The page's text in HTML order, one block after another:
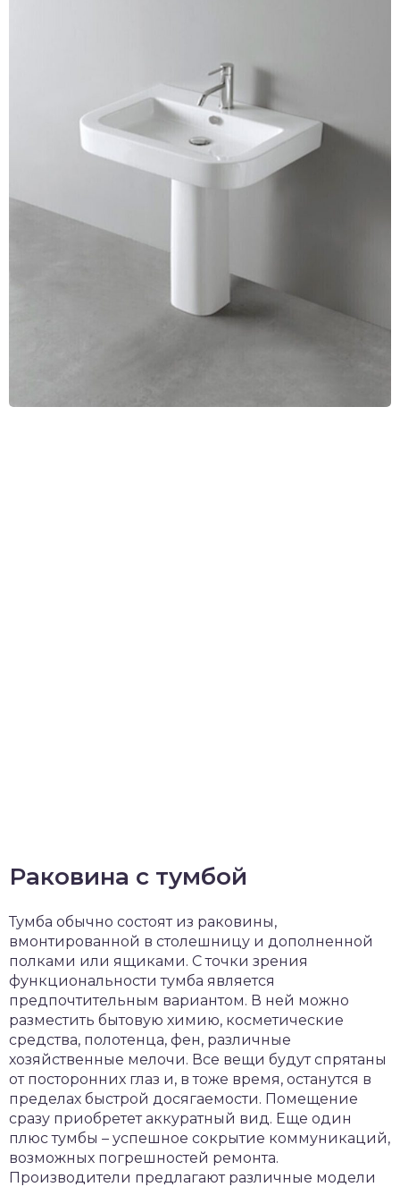
Раковина с тумбой
Тумба обычно состоят из раковины,
вмонтированной в столешницу и дополненной
полками или ящиками. С точки зрения
функциональности тумба является
предпочтительным вариантом. В ней можно
разместить бытовую химию, косметические
средства, полотенца, фен, различные
хозяйственные мелочи. Все вещи будут спрятаны
от посторонних глаз и, в тоже время, останутся в
пределах быстрой досягаемости. Помещение
сразу приобретет аккуратный вид. Еще один
плюс тумбы – успешное сокрытие коммуникаций,
возможных погрешностей ремонта.
Производители предлагают различные модели